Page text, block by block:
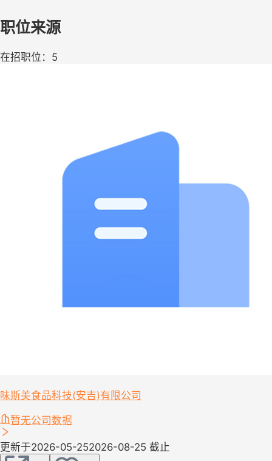
职位来源
在招职位：5
味斯美食品科技(安吉)有限公司
暂无公司数据
更新于2026-05-252026-08-25 截止